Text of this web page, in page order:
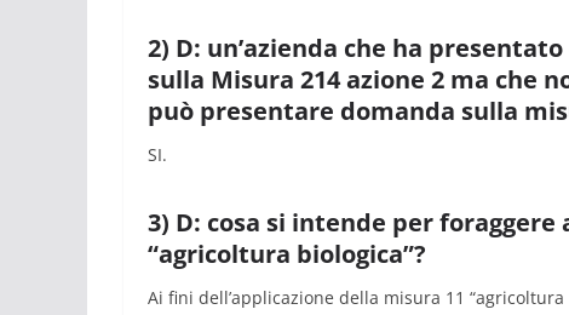
2) D: un’azienda che ha
sulla Misura 214 azione 2 ma che
può presentare domanda sulla
SI.
3) D: cosa si intende per
“agricoltura biologica”?
Ai fini dell’applicazione della misura 11